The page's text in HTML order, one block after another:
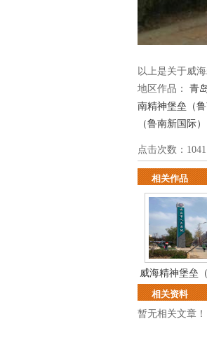
以上是关于威
地区作品： 青
南精神堡垒（鲁
（鲁南新国际）
点击次数： 1041
相关作品
威海精神堡垒
医...
相关资料
暂无相关文章！